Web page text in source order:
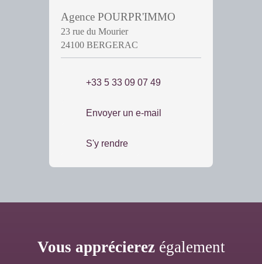
Agence POURPR'IMMO
23 rue du Mourier
24100 BERGERAC
+33 5 33 09 07 49
Envoyer un e-mail
S'y rendre
Vous apprécierezégalement